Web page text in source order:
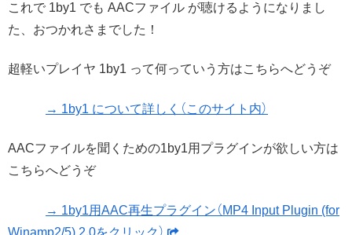
これで 1by1 でも AACファイル が聴けるようになりまし
た、おつかれさまでした！
超軽いプレイヤ 1by1 って何っていう方はこちらへどうぞ
→ 1by1 について詳しく（このサイト内）
AACファイルを聞くための1by1用プラグインが欲しい方は
こちらへどうぞ
→ 1by1用AAC再生プラグイン（MP4 Input Plugin (for
Winamp2/5) 2.0をクリック）